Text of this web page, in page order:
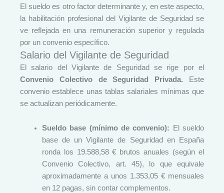
El sueldo es otro factor determinante y, en este aspecto,
la habilitación profesional del Vigilante de Seguridad se
ve reflejada en una remuneración superior y regulada
por un convenio específico.
Salario del Vigilante de Seguridad
El salario del Vigilante de Seguridad se rige por el
Convenio Colectivo de Seguridad Privada. Este
convenio establece unas tablas salariales mínimas que
se actualizan periódicamente.
Sueldo base (mínimo de convenio): El sueldo
base de un Vigilante de Seguridad en España
ronda los 19.588,58 € brutos anuales (según el
Convenio Colectivo, art. 45), lo que equivale
aproximadamente a unos 1.353,05 € mensuales
en 12 pagas, sin contar complementos.